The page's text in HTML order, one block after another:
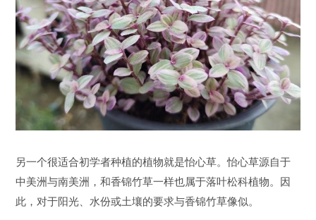
另一个很适合初学者种植的植物就是怡心草。怡心草源自于
中美洲与南美洲，和香锦竹草一样也属于落叶松科植物。因
此，对于阳光、水份或土壤的要求与香锦竹草像似。